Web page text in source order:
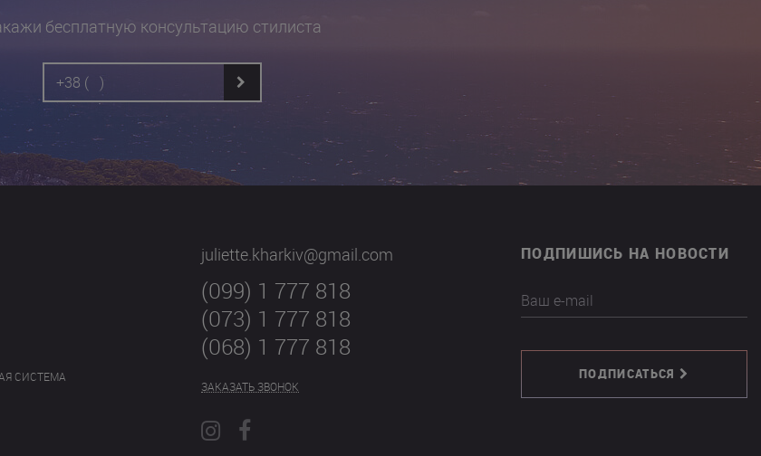
бесплатную консультацию стилиста
СИСТЕМА
juliette.kharkiv@gmail.com
(099) 1 777 818
(073) 1 777 818
(068) 1 777 818
ЗАКАЗАТЬ ЗВОНОК
ПОДПИШИСЬ НА НОВОСТИ
Ваш e-mail
ПОДПИСАТЬСЯ